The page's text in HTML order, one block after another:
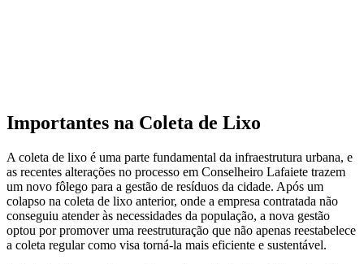
Importantes na Coleta de Lixo
A coleta de lixo é uma parte fundamental da infraestrutura urbana, e
as recentes alterações no processo em Conselheiro Lafaiete trazem
um novo fôlego para a gestão de resíduos da cidade. Após um
colapso na coleta de lixo anterior, onde a empresa contratada não
conseguiu atender às necessidades da população, a nova gestão
optou por promover uma reestruturação que não apenas reestabelece
a coleta regular como visa torná-la mais eficiente e sustentável.